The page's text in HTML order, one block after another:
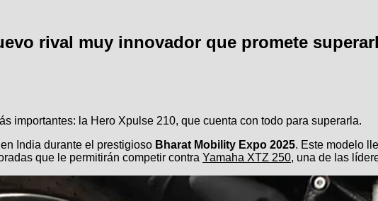
rival muy innovador que promete
importantes: la Hero Xpulse 210, que cuenta con todo para superarla.
en India durante el prestigioso Bharat Mobility Expo 2025. Este modelo
que le permitirán competir contra Yamaha XTZ 250, una de las